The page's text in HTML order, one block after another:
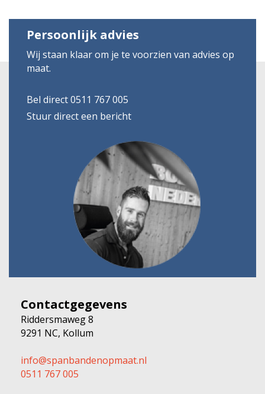
Persoonlijk advies
Wij staan klaar om je te voorzien van advies op
maat.
Bel direct 0511 767 005
Stuur direct een bericht
Contactgegevens
Riddersmaweg 8
9291 NC, Kollum
info@spanbandenopmaat.nl
0511 767 005